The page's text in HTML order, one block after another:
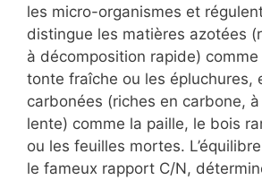
les micro-organismes et
distingue les matières azotées
à décomposition rapide)
tonte fraîche ou les épluchures,
carbonées (riches en carbone,
lente) comme la paille, le bois
ou les feuilles mortes.
le fameux rapport C/N,